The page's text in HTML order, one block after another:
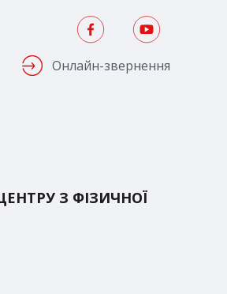
Онлайн-звернення
З ФІЗИЧНОЇ